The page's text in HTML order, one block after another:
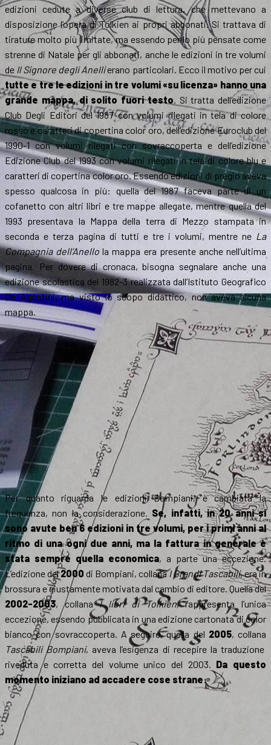
edizioni cedute a diverse club di lettura, che mettevano a
disposizione l’opera di Tolkien ai propri abbonati. Si trattava di
tirature molto più limitate, ma essendo per lo più pensate come
strenne di Natale per gli abbonati, anche le edizioni in tre volumi
de Il Signore degli Anellierano particolari. Ecco il motivo per cui
tutte e tre le edizioni in tre volumi «su licenza» hanno una
grande mappa, di solito fuori testo. Si tratta dell’edizione
Club Degli Editori del 1987 con volumi rilegati in tela di colore
rosso e caratteri di copertina color oro, dell’edizione Euroclub del
1990-1 con volumi rilegati con sovraccoperta e dell’edizione
Edizione Club del 1993 con volumi rilegati in tela di colore blu e
caratteri di copertina color oro. Essendo edizioni di pregio aveva
spesso qualcosa in più: quella del 1987 faceva parte di un
cofanetto con altri libri e tre mappe allegate, mentre quella del
1993 presentava la Mappa della terra di Mezzo stampata in
seconda e terza pagina di tutti e tre i volumi, mentre ne La
Compagnia dell’Anello la mappa era presente anche nell’ultima
pagina. Per dovere di cronaca, bisogna segnalare anche una
edizione scolastica del 1982-3 realizzata dall’Istituto Geografico
De Agostini, ma visto lo scopo didattico, non aveva alcuna
mappa.
Per quanto riguarda le edizioni Bompiani, è cambiata la
frequenza, non la considerazione. Se, infatti, in 20 anni si
sono avute ben 6 edizioni in tre volumi, per i primi anni al
ritmo di una ogni due anni, ma la fattura in generale è
stata sempre quella economica, a parte una eccezione.
L’edizione del2000 di Bompiani, collanaI Grandi Tascabili, era in
brossura e giustamente motivata dal cambio di editore. Quella del
2002-2003, collanaI libri di Tolkien, rappresenta l’unica
eccezione, essendo pubblicata in una edizione cartonata di color
bianco con sovraccoperta. A seguire, quella del 2005, collana
Tascabili Bompiani, aveva l’esigenza di recepire la traduzione
riveduta e corretta del volume unico del 2003. Da questo
momento iniziano ad accadere cose strane: